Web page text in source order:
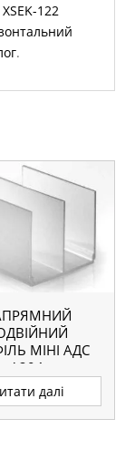
122
.
МІНІ АДС
А204
далі